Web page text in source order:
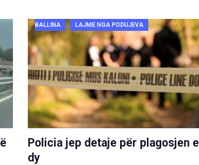
BALLINA LAJME NGA PODUJEVA
Policia jep detaje për plagosjen e
dy